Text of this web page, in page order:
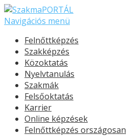
Navigációs menü
Felnőttképzés
Szakképzés
Közoktatás
Nyelvtanulás
Szakmák
Felsőoktatás
Karrier
Online képzések
Felnőttképzés országosan